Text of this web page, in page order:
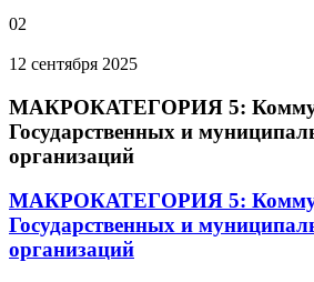
02
12 сентября 2025
МАКРОКАТЕГОРИЯ 5:
Государственных и
организаций
МАКРОКАТЕГОРИЯ 5:
Государственных и
организаций